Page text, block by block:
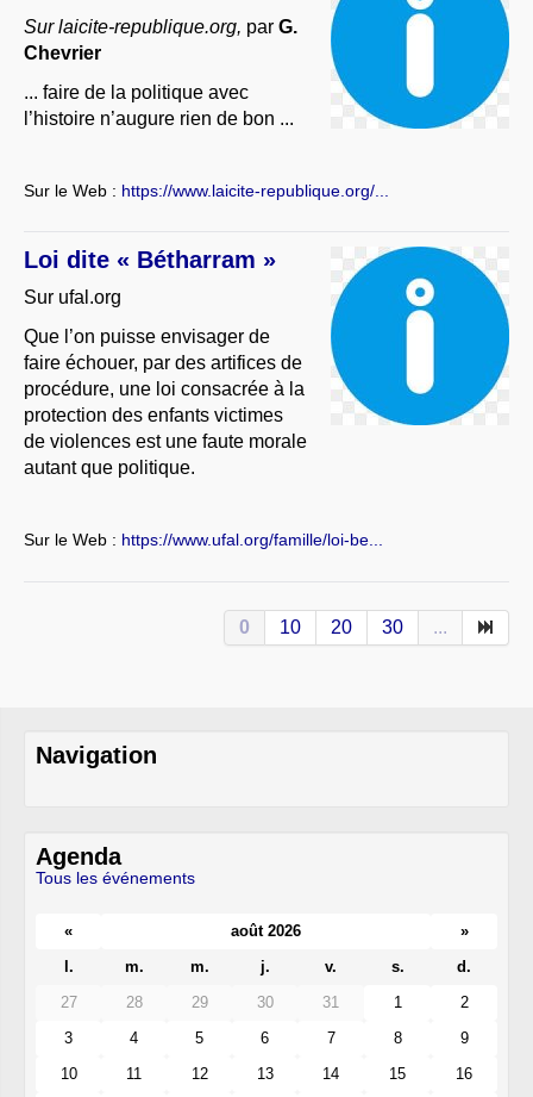
Sur laicite-republique.org, par G.
Chevrier
... faire de la politique avec
l’histoire n’augure rien de bon ...
Sur le Web : https://www.laicite-republique.org/...
Loi dite « Bétharram »
Sur ufal.org
Que l’on puisse envisager de
faire échouer, par des artifices de
procédure, une loi consacrée à la
protection des enfants victimes
de violences est une faute morale
autant que politique.
Sur le Web : https://www.ufal.org/famille/loi-be...
0 10 20 30 ...
Navigation
Agenda
Tous les événements
« août 2026
»
l.
m. m. j. v. s.
d.
27
28 29 30 31 1
2
3
4 5 6 7 8
9
10
11 12 13 14 15
16